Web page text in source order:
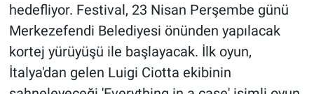
hedefliyor. Festival, 23 Nisan Perşembe günü
Merkezefendi Belediyesi önünden yapılacak
kortej yürüyüşü ile başlayacak. İlk oyun,
İtalya'dan gelen Luigi Ciotta ekibinin